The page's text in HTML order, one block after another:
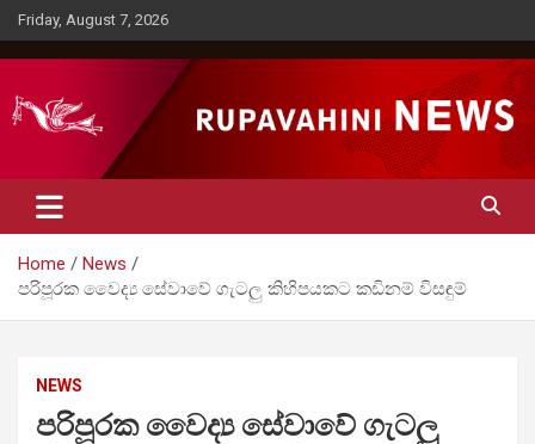
Skip
to
content
Friday, August 7, 2026
Rupavahini News
Home
News
පරිපූරක වෛද්‍ය සේවාවේ ගැටලු කිහිපයකට කඩිනම් විසඳුම්
NEWS
පරිපූරක වෛද්‍ය සේවාවේ ගැටලු